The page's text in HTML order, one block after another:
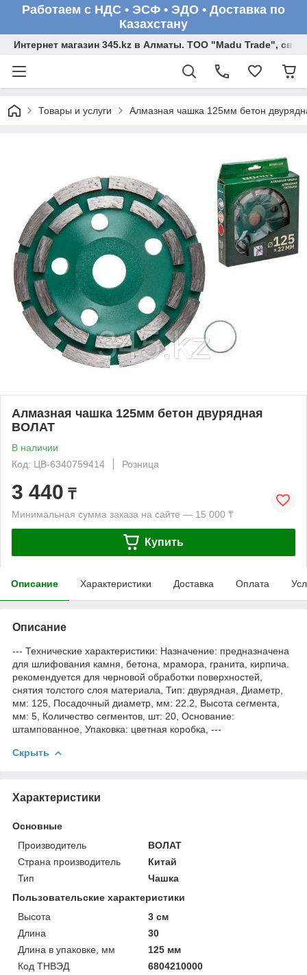
Работаем с НДС • ЭСФ • ЭДО • Доставка по
Казахстану
Интернет магазин 345.kz в Алматы. ТОО "Madu Trade",
Товары и услуги Алмазная чашка 125мм бетон
Алмазная чашка 125мм бетон двурядная
ВОЛАТ
В наличии
Код: ЦВ-6340759414
Розница
3 440 ₸
Минимальная сумма заказа на сайте — 15 000 ₸
Купить
Описание Характеристики Доставка Оплата
Описание
--- Технические характеристики: Назначение: предназначена
для шлифования камня, бетона, мрамора, гранита, кирпича.
рекомендуется для черновой обработки поверхностей,
снятия толстого слоя материала, Тип: двурядная, Диаметр,
мм: 125, Посадочный диаметр, мм: 22.2, Высота сегмента,
мм: 5, Количество сегментов, шт: 20, Основание:
штампованное, Упаковка: цветная коробка, ---
Скрыть
Характеристики
Основные
Производитель
ВОЛАТ
Страна производитель
Китай
Тип
Чашка
Пользовательские характеристики
Высота
3 см
Длина
30
Длина в упаковке, мм
125 мм
Код ТНВЭД
6804210000